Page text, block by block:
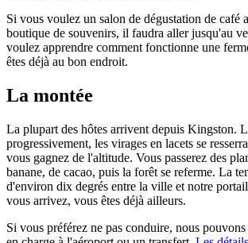
Si vous voulez un salon de dégustation de café
boutique de souvenirs, il faudra aller jusqu'au
voulez apprendre comment fonctionne une
êtes déjà au bon endroit.
La montée
La plupart des hôtes arrivent depuis Kingston.
progressivement, les virages en lacets se
vous gagnez de l'altitude. Vous passerez des
banane, de cacao, puis la forêt se referme. La
d'environ dix degrés entre la ville et notre
vous arrivez, vous êtes déjà ailleurs.
Si vous préférez ne pas conduire, nous